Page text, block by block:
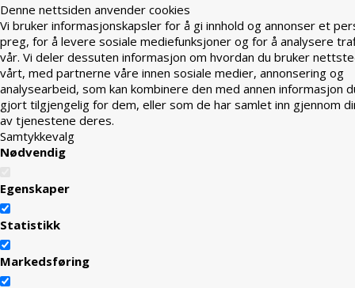
Denne nettsiden anvender cookies
Vi bruker informasjonskapsler for å gi innhold og annonser et
preg, for å levere sosiale mediefunksjoner og for å analysere
vår. Vi deler dessuten informasjon om hvordan du bruker
vårt, med partnerne våre innen sosiale medier, annonsering og
analysearbeid, som kan kombinere den med annen informasjon
gjort tilgjengelig for dem, eller som de har samlet inn gjennom
av tjenestene deres.
Samtykkevalg
Nødvendig
Egenskaper
Statistikk
Markedsføring